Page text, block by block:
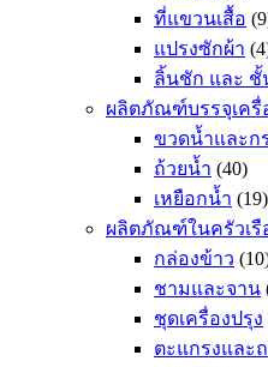
ที่แขวนเสื้อ
แปรงซักผ้า
ลิ้นชัก และ ชั้
ผลิตภัณฑ์บรรจุเครื่
ขวดน้ำและก
ถ้วยน้ำ (40)
เหยือกน้ำ (19)
ผลิตภัณฑ์ในครัวเรื
กล่องข้าว
ชามและจาน
ชุดเครื่องปรุง
ตะแกรงและ